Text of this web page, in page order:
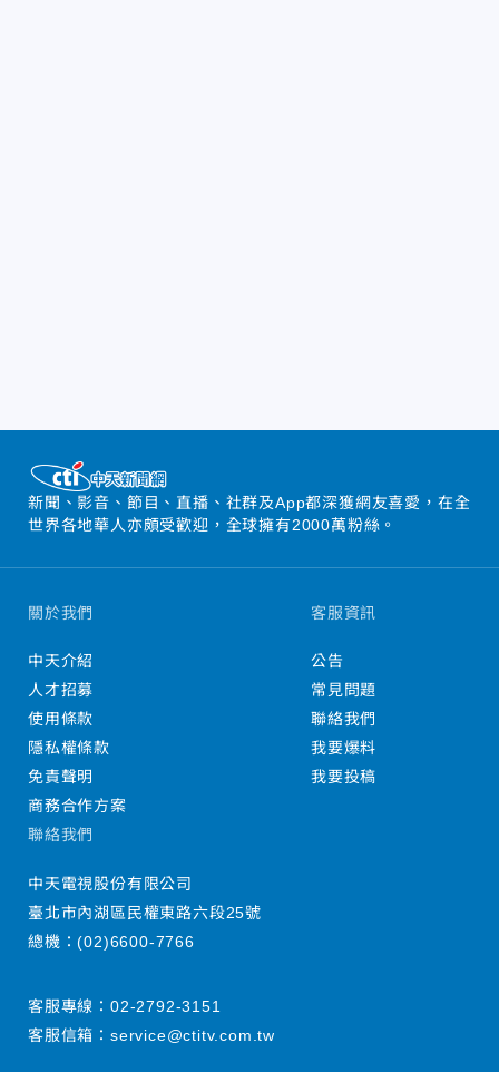
新聞、影音、節目、直播、社群及App都深獲網友喜愛，在全
世界各地華人亦頗受歡迎，全球擁有2000萬粉絲。
關於我們
中天介紹
人才招募
使用條款
隱私權條款
免責聲明
商務合作方案
客服資訊
公告
常見問題
聯絡我們
我要爆料
我要投稿
聯絡我們
中天電視股份有限公司
臺北市內湖區民權東路六段25號
總機：(02)6600-7766
客服專線： 02-2792-3151
客服信箱： service@ctitv.com.tw